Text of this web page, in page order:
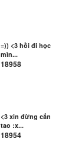
=)) <3 hồi đi học
mìn...
18958
<3 xin đừng cắn
tao :x...
18954